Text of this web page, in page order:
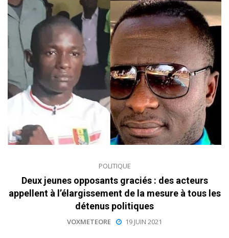
POLITIQUE
Deux jeunes opposants graciés : des acteurs
appellent à l’élargissement de la mesure à tous les
détenus politiques
VOXMETEORE 19 JUIN 2021